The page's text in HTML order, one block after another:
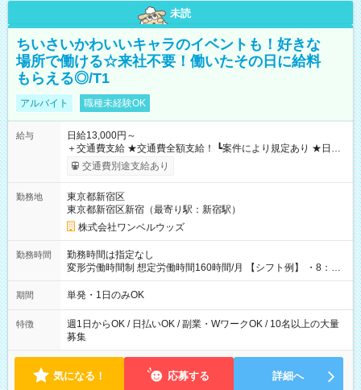
未読
ちいさいかわいいキャラのイベントも！好きな
場所で働ける☆来社不要！働いたその日に給料
もらえる◎/T1
アルバイト 職種未経験OK
給与
日給13,000円～
＋交通費支給 ★交通費全額支給！ ┗案件により規定あり ★日払
いOK！（規定あり） ┗働いたその日に現金GET♪ お仕事後はコ
ンビニATMから 日払い分を引き落とせます！ 【試用期間】試
交通費別途支給あり
勤務地
東京都新宿区
東京都新宿区新宿（最寄り駅：新宿駅）
株式会社ワンベルウッズ
勤務時間
勤務時間は指定なし
変形労働時間制 想定労働時間160時間/月 【シフト例】 ・8：00
～21：00
期間 単発・1日のみOK
特徴
週1日からOK / 日払いOK / 副業・WワークOK / 10名以上の大量
募集
気になる！ 応募する 詳細へ